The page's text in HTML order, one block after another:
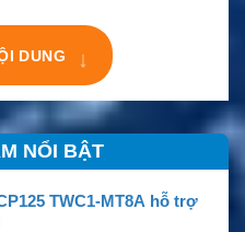
DUNG ↓
NỔI BẬT
TWC1-MT8A hỗ trợ